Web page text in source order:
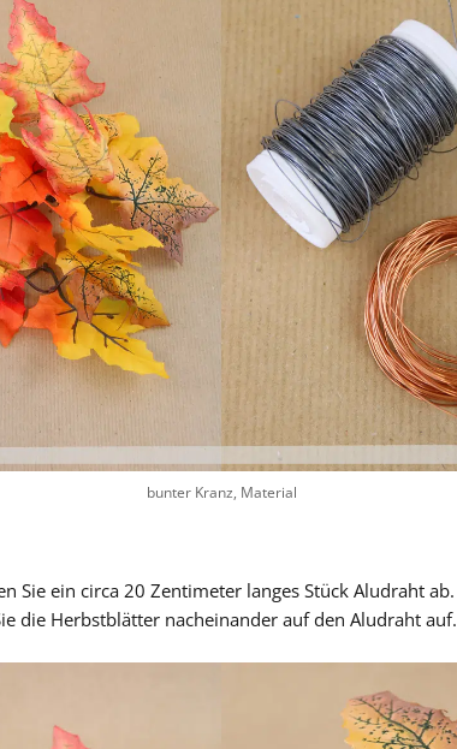
bunter Kranz, Material
Sie ein circa 20 Zentimeter langes Stück Aludraht ab.
die Herbstblätter nacheinander auf den Aludraht auf.